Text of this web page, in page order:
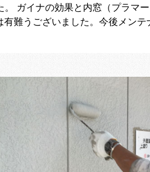
ガイナの効果と内窓（プラマ
難うございました。今後メンテ